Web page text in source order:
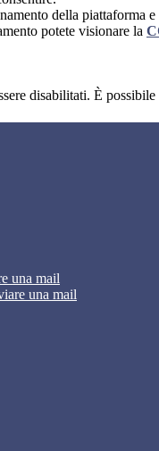
della piattaforma
potete visionare la
disabilitati. È
una mail
una mail